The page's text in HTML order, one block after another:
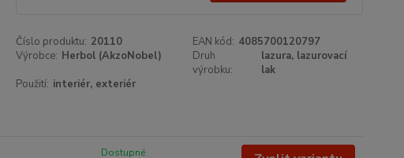
Číslo produktu: 20110 EAN kód: 4085700120797
Výrobce: Herbol (AkzoNobel)
Druh
výrobku:
lazura, lazurovací
lak
Použití: interiér, exteriér
Dostupné